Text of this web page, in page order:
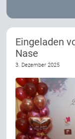
Eingeladen
Nase
3. Dezember 2025